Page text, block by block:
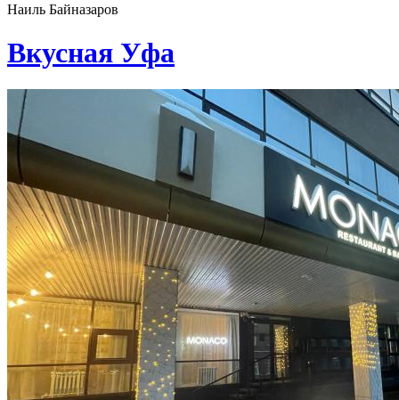
Наиль Байназаров
Вкусная Уфа